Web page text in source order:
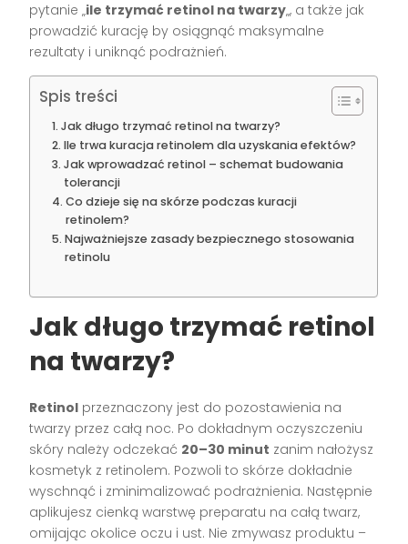
pytanie „ile trzymać retinol na twarzy„, a także jak
prowadzić kurację by osiągnąć maksymalne
rezultaty i uniknąć podrażnień.
Spis treści
Jak długo trzymać retinol na twarzy?
Ile trwa kuracja retinolem dla uzyskania efektów?
Jak wprowadzać retinol – schemat budowania
tolerancji
Co dzieje się na skórze podczas kuracji
retinolem?
Najważniejsze zasady bezpiecznego stosowania
retinolu
Jak długo trzymać retinol
na twarzy?
Retinol przeznaczony jest do pozostawienia na
twarzy przez całą noc. Po dokładnym oczyszczeniu
skóry należy odczekać 20–30 minut zanim nałożysz
kosmetyk z retinolem. Pozwoli to skórze dokładnie
wyschnąć i zminimalizować podrażnienia. Następnie
aplikujesz cienką warstwę preparatu na całą twarz,
omijając okolice oczu i ust. Nie zmywasz produktu –